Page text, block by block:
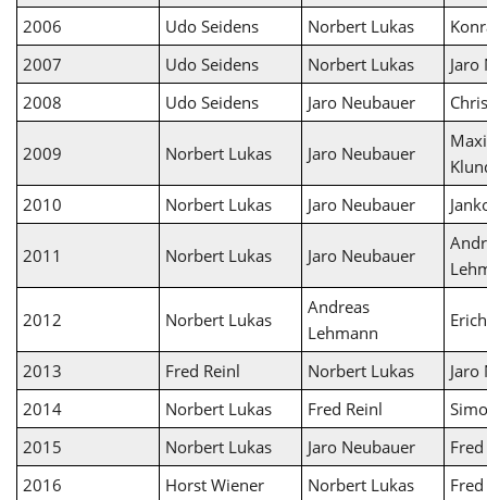
2006
Udo Seidens Norbert Lukas
2007
Udo Seidens Norbert Lukas
Jaro
2008
Udo Seidens Jaro Neubauer
2009 Norbert Lukas Jaro Neubauer
2010
Norbert Lukas Jaro Neubauer
2011 Norbert Lukas Jaro Neubauer
2012 Norbert Lukas
Andreas
Lehmann
2013 Fred Reinl Norbert Lukas
Jaro
2014
Norbert Lukas Fred Reinl
2015
Norbert Lukas Jaro Neubauer
2016
Horst Wiener Norbert Lukas